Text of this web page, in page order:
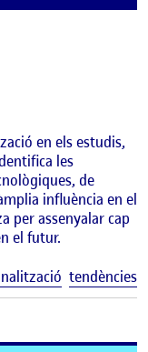
en els estudis,
les
de
influència en el
per assenyalar cap
el futur.
tendències